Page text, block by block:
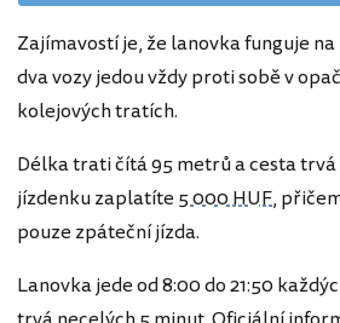
Zajímavostí je, že lanovka funguje
dva vozy jedou vždy proti sobě v
kolejových tratích.
Délka trati čítá 95 metrů a cesta
jízdenku zaplatíte 5 000 HUF,
pouze zpáteční jízda.
Lanovka jede od 8:00 do 21:50